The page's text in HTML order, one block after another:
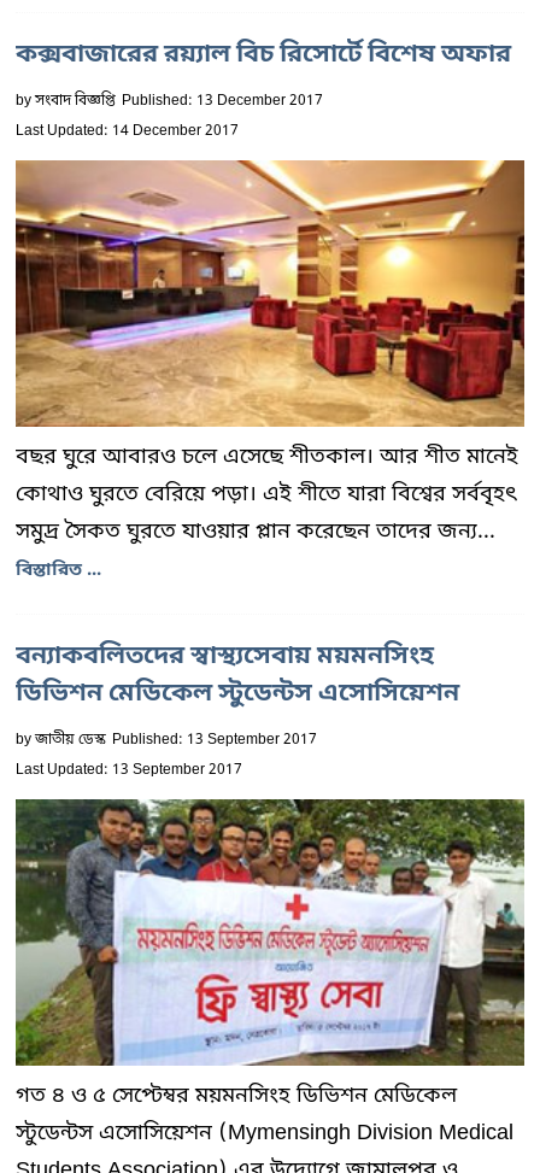
কক্সবাজারের রয়্যাল বিচ রিসোর্টে বিশেষ অফার
byসংবাদ বিজ্ঞপ্তি Published: 13 December 2017
Last Updated: 14 December 2017
বছর ঘুরে আবারও চলে এসেছে শীতকাল। আর শীত মানেই
কোথাও ঘুরতে বেরিয়ে পড়া। এই শীতে যারা বিশ্বের সর্ববৃহৎ
সমুদ্র সৈকত ঘুরতে যাওয়ার প্লান করেছেন তাদের জন্য...
বিস্তারিত ...
বন্যাকবলিতদের স্বাস্থ্যসেবায় ময়মনসিংহ
ডিভিশন মেডিকেল স্টুডেন্টস এসোসিয়েশন
byজাতীয় ডেস্ক Published: 13 September 2017
Last Updated: 13 September 2017
গত ৪ ও ৫ সেপ্টেম্বর ময়মনসিংহ ডিভিশন মেডিকেল
স্টুডেন্টস এসোসিয়েশন (Mymensingh Division Medical